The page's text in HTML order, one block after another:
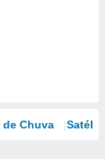
de Chuva